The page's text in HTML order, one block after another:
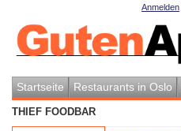
Anmelden
Startseite Restaurants in Oslo
THIEF FOODBAR